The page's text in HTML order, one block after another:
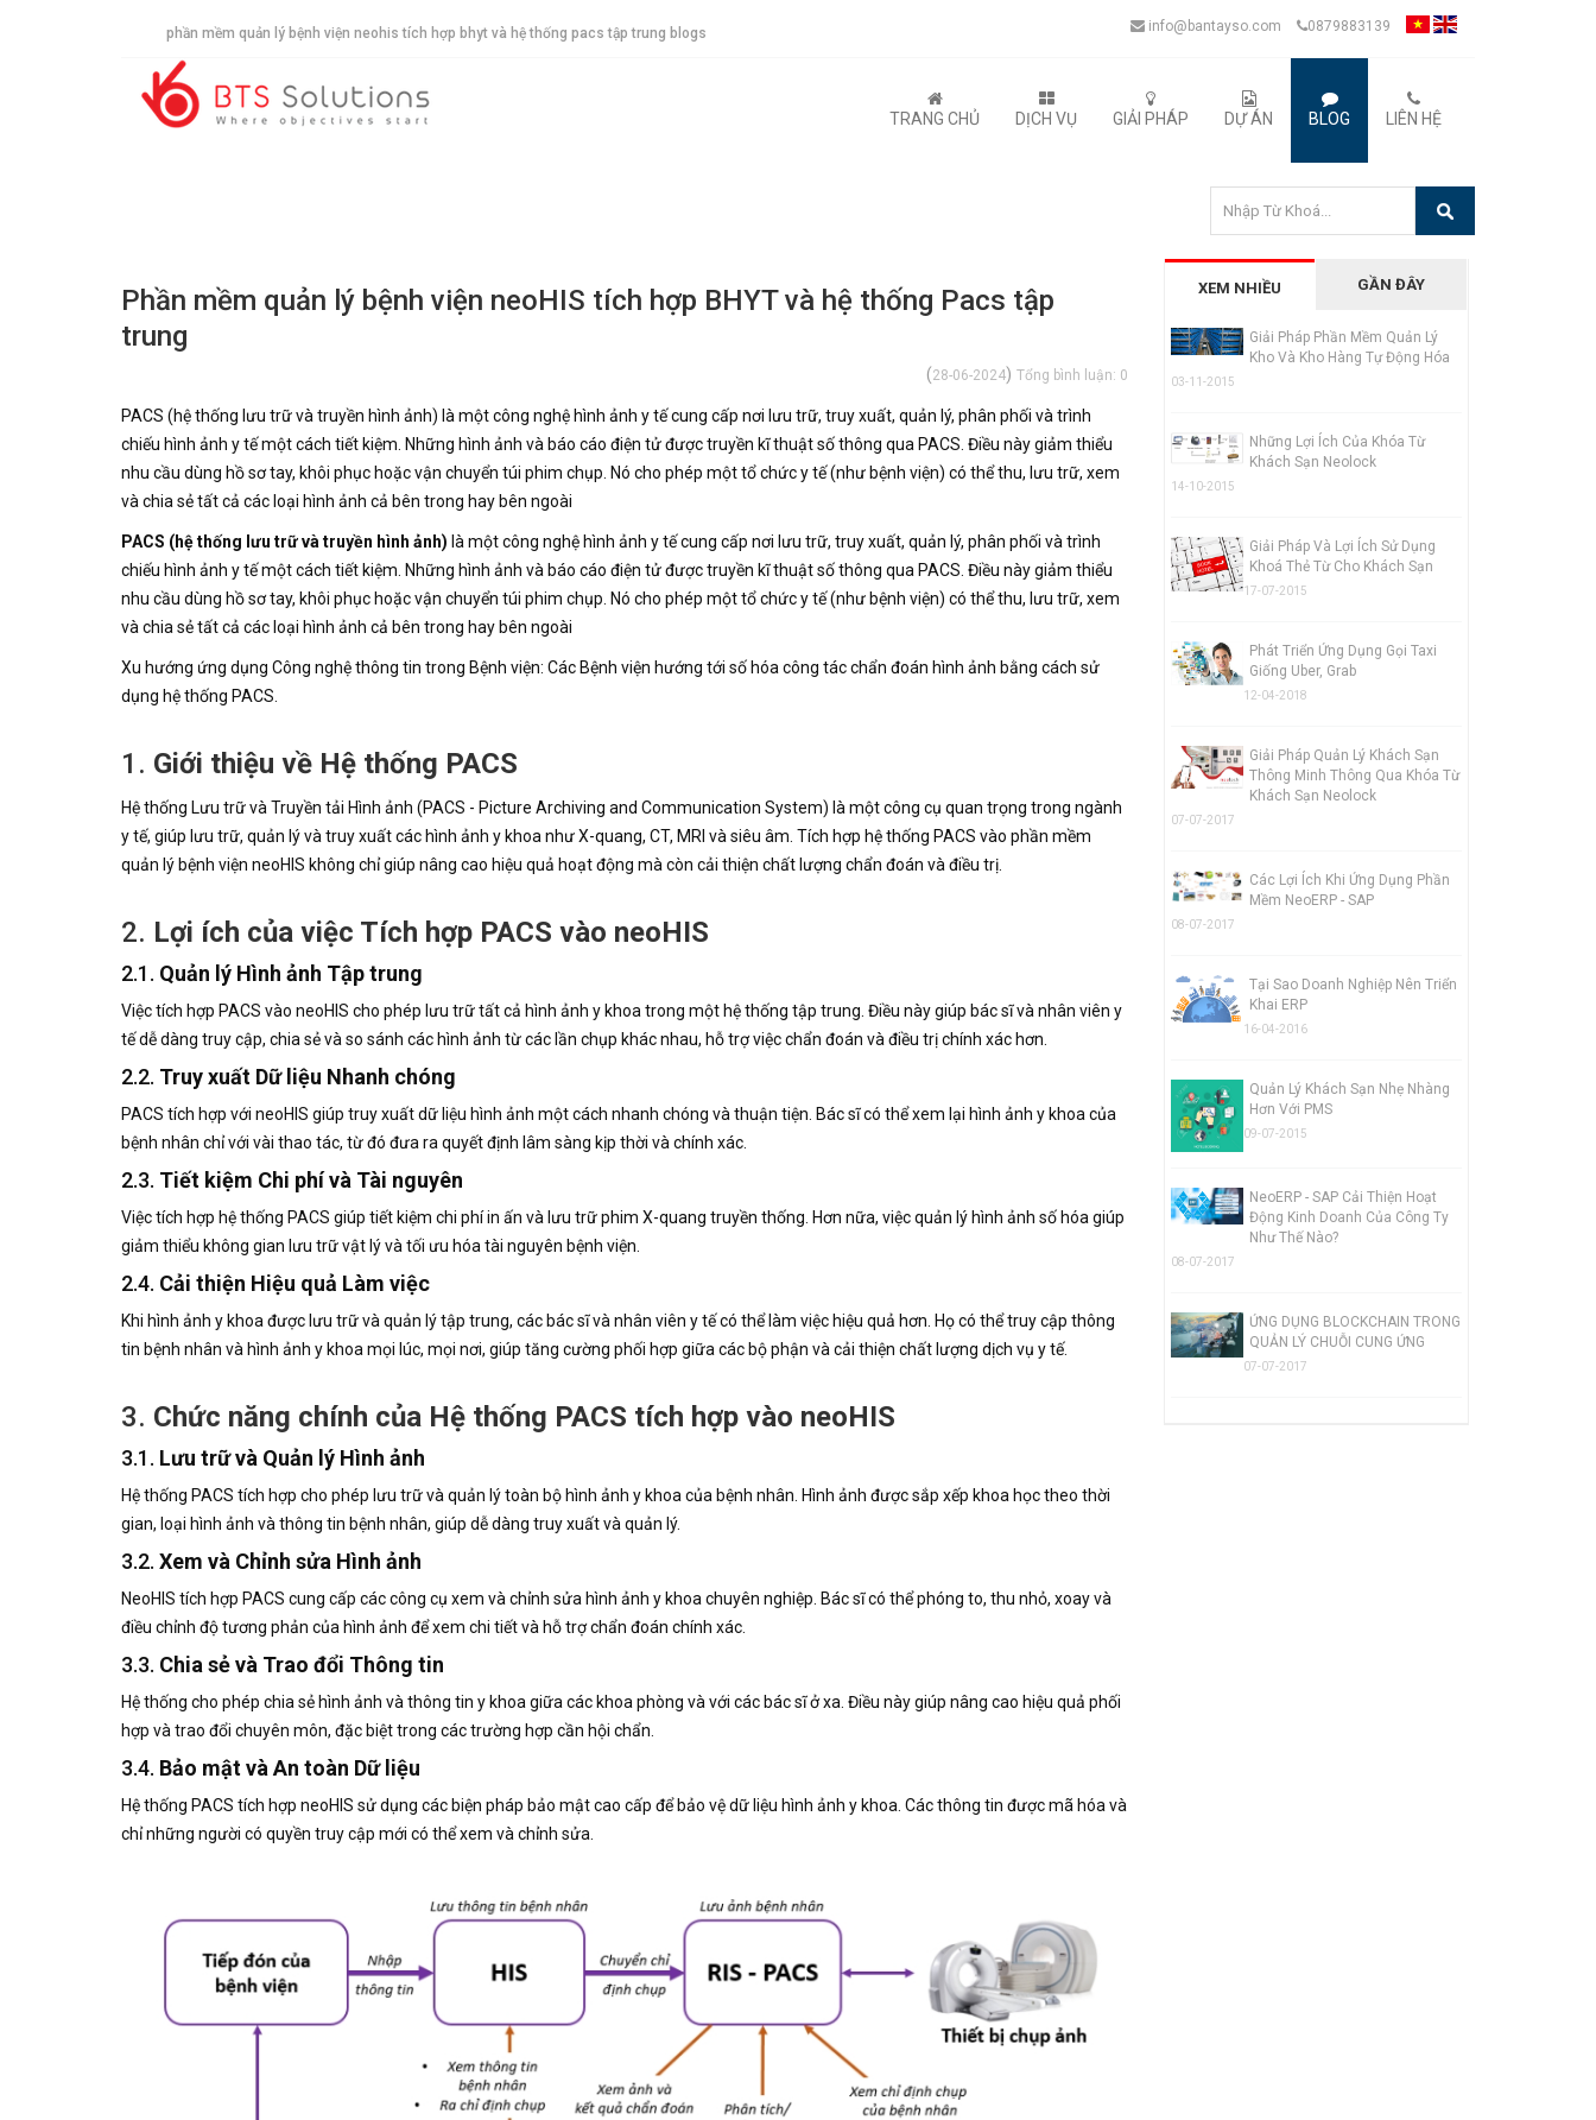
info@bantayso.com 0879883139
TRANG CHỦ DỊCH VỤ GIẢI PHÁP DỰ ÁN BLOG LIÊN HỆ
phần mềm quản lý bệnh viện neohis tích hợp bhyt và hệ thống pacs tập trung blogs
Phần mềm quản lý bệnh viện neoHIS tích hợp BHYT và hệ thống Pacs tập
trung
(28-06-2024) Tổng bình luận: 0
PACS (hệ thống lưu trữ và truyền hình ảnh) là một công nghệ hình ảnh y tế cung cấp nơi lưu trữ, truy xuất, quản lý, phân phối và trình
chiếu hình ảnh y tế một cách tiết kiệm. Những hình ảnh và báo cáo điện tử được truyền kĩ thuật số thông qua PACS. Điều này giảm thiểu
nhu cầu dùng hồ sơ tay, khôi phục hoặc vận chuyển túi phim chụp. Nó cho phép một tổ chức y tế (như bệnh viện) có thể thu, lưu trữ, xem
và chia sẻ tất cả các loại hình ảnh cả bên trong hay bên ngoài
PACS (hệ thống lưu trữ và truyền hình ảnh) là một công nghệ hình ảnh y tế cung cấp nơi lưu trữ, truy xuất, quản lý, phân phối và trình
chiếu hình ảnh y tế một cách tiết kiệm. Những hình ảnh và báo cáo điện tử được truyền kĩ thuật số thông qua PACS. Điều này giảm thiểu
nhu cầu dùng hồ sơ tay, khôi phục hoặc vận chuyển túi phim chụp. Nó cho phép một tổ chức y tế (như bệnh viện) có thể thu, lưu trữ, xem
và chia sẻ tất cả các loại hình ảnh cả bên trong hay bên ngoài
Xu hướng ứng dụng Công nghệ thông tin trong Bệnh viện: Các Bệnh viện hướng tới số hóa công tác chẩn đoán hình ảnh bằng cách sử
dụng hệ thống PACS.
1. Giới thiệu về Hệ thống PACS
Hệ thống Lưu trữ và Truyền tải Hình ảnh (PACS - Picture Archiving and Communication System) là một công cụ quan trọng trong ngành
y tế, giúp lưu trữ, quản lý và truy xuất các hình ảnh y khoa như X-quang, CT, MRI và siêu âm. Tích hợp hệ thống PACS vào phần mềm
quản lý bệnh viện neoHIS không chỉ giúp nâng cao hiệu quả hoạt động mà còn cải thiện chất lượng chẩn đoán và điều trị.
2. Lợi ích của việc Tích hợp PACS vào neoHIS
2.1. Quản lý Hình ảnh Tập trung
Việc tích hợp PACS vào neoHIS cho phép lưu trữ tất cả hình ảnh y khoa trong một hệ thống tập trung. Điều này giúp bác sĩ và nhân viên y
tế dễ dàng truy cập, chia sẻ và so sánh các hình ảnh từ các lần chụp khác nhau, hỗ trợ việc chẩn đoán và điều trị chính xác hơn.
2.2. Truy xuất Dữ liệu Nhanh chóng
PACS tích hợp với neoHIS giúp truy xuất dữ liệu hình ảnh một cách nhanh chóng và thuận tiện. Bác sĩ có thể xem lại hình ảnh y khoa của
bệnh nhân chỉ với vài thao tác, từ đó đưa ra quyết định lâm sàng kịp thời và chính xác.
2.3. Tiết kiệm Chi phí và Tài nguyên
Việc tích hợp hệ thống PACS giúp tiết kiệm chi phí in ấn và lưu trữ phim X-quang truyền thống. Hơn nữa, việc quản lý hình ảnh số hóa giúp
giảm thiểu không gian lưu trữ vật lý và tối ưu hóa tài nguyên bệnh viện.
2.4. Cải thiện Hiệu quả Làm việc
Khi hình ảnh y khoa được lưu trữ và quản lý tập trung, các bác sĩ và nhân viên y tế có thể làm việc hiệu quả hơn. Họ có thể truy cập thông
tin bệnh nhân và hình ảnh y khoa mọi lúc, mọi nơi, giúp tăng cường phối hợp giữa các bộ phận và cải thiện chất lượng dịch vụ y tế.
3. Chức năng chính của Hệ thống PACS tích hợp vào neoHIS
3.1. Lưu trữ và Quản lý Hình ảnh
Hệ thống PACS tích hợp cho phép lưu trữ và quản lý toàn bộ hình ảnh y khoa của bệnh nhân. Hình ảnh được sắp xếp khoa học theo thời
gian, loại hình ảnh và thông tin bệnh nhân, giúp dễ dàng truy xuất và quản lý.
3.2. Xem và Chỉnh sửa Hình ảnh
NeoHIS tích hợp PACS cung cấp các công cụ xem và chỉnh sửa hình ảnh y khoa chuyên nghiệp. Bác sĩ có thể phóng to, thu nhỏ, xoay và
điều chỉnh độ tương phản của hình ảnh để xem chi tiết và hỗ trợ chẩn đoán chính xác.
3.3. Chia sẻ và Trao đổi Thông tin
Hệ thống cho phép chia sẻ hình ảnh và thông tin y khoa giữa các khoa phòng và với các bác sĩ ở xa. Điều này giúp nâng cao hiệu quả phối
hợp và trao đổi chuyên môn, đặc biệt trong các trường hợp cần hội chẩn.
3.4. Bảo mật và An toàn Dữ liệu
Hệ thống PACS tích hợp neoHIS sử dụng các biện pháp bảo mật cao cấp để bảo vệ dữ liệu hình ảnh y khoa. Các thông tin được mã hóa và
chỉ những người có quyền truy cập mới có thể xem và chỉnh sửa.
XEM NHIỀU GẦN ĐÂY
Giải Pháp Phần Mềm Quản Lý
Kho Và Kho Hàng Tự Động Hóa
03-11-2015
Những Lợi Ích Của Khóa Từ
Khách Sạn Neolock
14-10-2015
Giải Pháp Và Lợi Ích Sử Dụng
Khoá Thẻ Từ Cho Khách Sạn
17-07-2015
Phát Triển Ứng Dụng Gọi Taxi
Giống Uber, Grab
12-04-2018
Giải Pháp Quản Lý Khách Sạn
Thông Minh Thông Qua Khóa Từ
Khách Sạn Neolock
07-07-2017
Các Lợi Ích Khi Ứng Dụng Phần
Mềm NeoERP - SAP
08-07-2017
Tại Sao Doanh Nghiệp Nên Triển
Khai ERP
16-04-2016
Quản Lý Khách Sạn Nhẹ Nhàng
Hơn Với PMS
09-07-2015
NeoERP - SAP Cải Thiện Hoạt
Động Kinh Doanh Của Công Ty
Như Thế Nào?
08-07-2017
ỨNG DỤNG BLOCKCHAIN TRONG
QUẢN LÝ CHUỖI CUNG ỨNG
07-07-2017